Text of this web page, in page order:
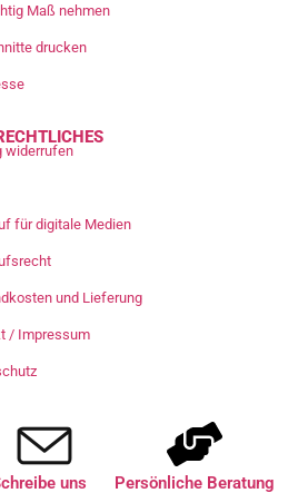
Maß nehmen
drucken
widerrufen
für digitale Medien
und Lieferung
/ Impressum
uns Persönliche Beratung